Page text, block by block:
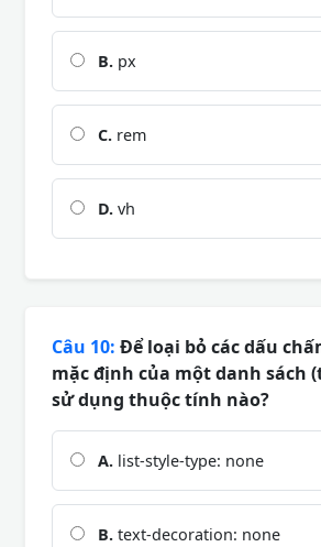
B. px
C. rem
D. vh
Câu 10: Để loại bỏ các dấu
mặc định của một danh sách
sử dụng thuộc tính nào?
A. list-style-type: none
B. text-decoration: none